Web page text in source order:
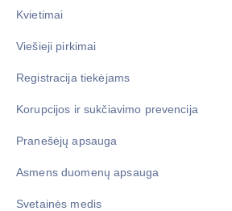
Kvietimai
Viešieji pirkimai
Registracija tiekėjams
Korupcijos ir sukčiavimo prevencija
Pranešėjų apsauga
Asmens duomenų apsauga
Svetainės medis